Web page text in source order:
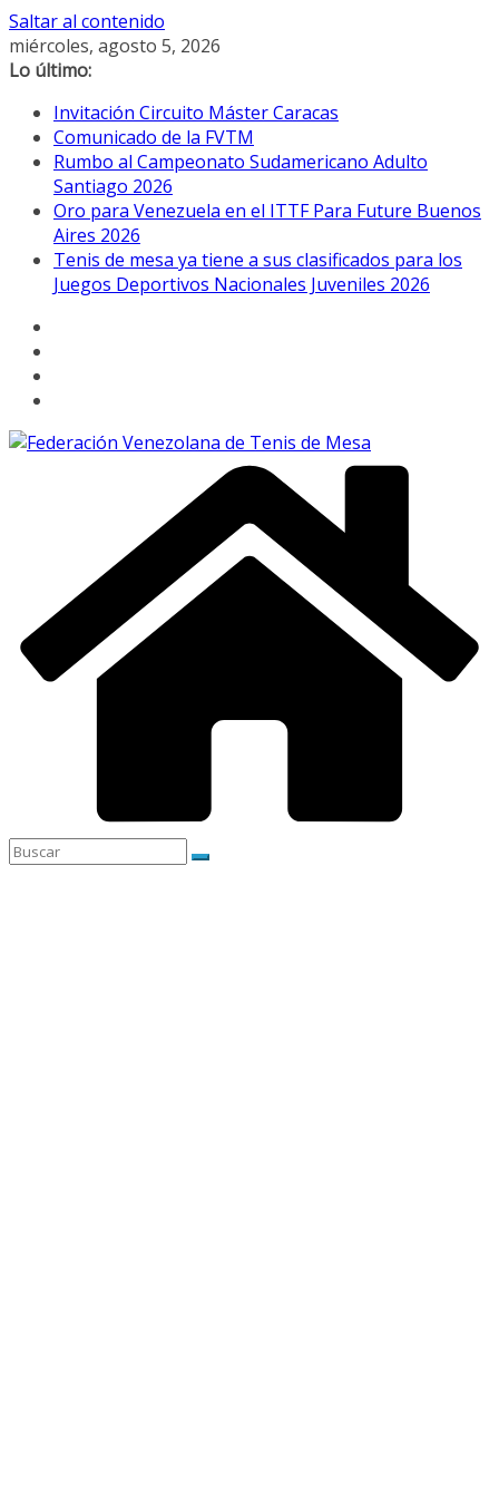
Saltar al contenido
miércoles, agosto 5, 2026
Lo último:
Invitación Circuito Máster Caracas
Comunicado de la FVTM
Rumbo al Campeonato Sudamericano Adulto
Santiago 2026
Oro para Venezuela en el ITTF Para Future Buenos
Aires 2026
Tenis de mesa ya tiene a sus clasificados para los
Juegos Deportivos Nacionales Juveniles 2026